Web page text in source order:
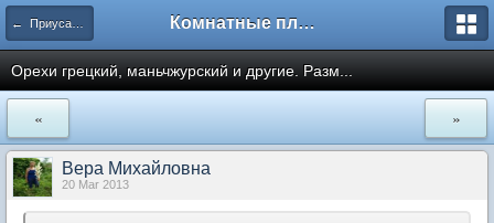
← Приусадебный сад Комнатные плодовые экзоты
Орехи грецкий, маньчжурский и другие. Разм...
« »
Вера Михайловна
20 Mar 2013